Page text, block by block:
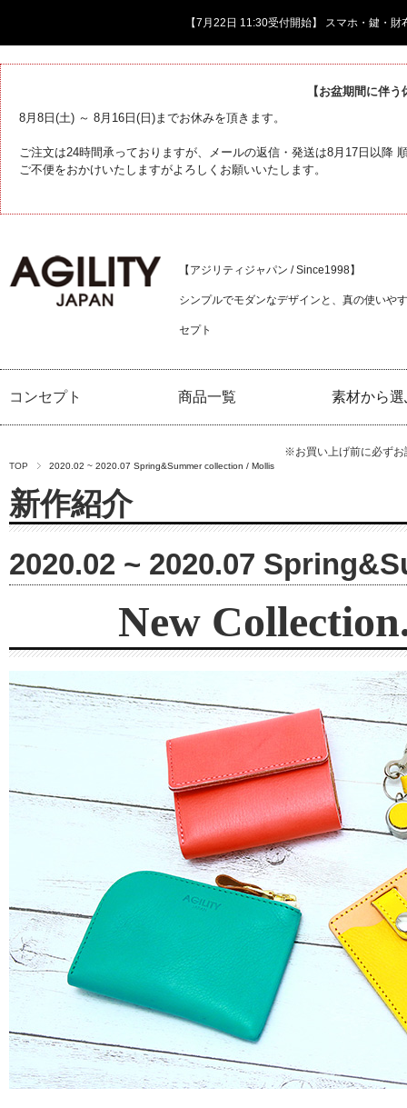
【7月22日 11:30受付開始】 スマホ・鍵・
【お盆期間に伴
8月8日(土) ～ 8月16日(日)までお休みを頂きます。
ご注文は24時間承っておりますが、メールの返信・発送は8月17日以降
ご不便をおかけいたしますがよろしくお願いいたします。
【アジリティジャパン / Since1998】
シンプルでモダンなデザインと、真の使いや
セプト
コンセプト 商品一覧 素材から選
※お買い上げ前に必ず
TOP 2020.02 ~ 2020.07 Spring&Summer collection / Mollis
新作紹介
2020.02 ~ 2020.07
New